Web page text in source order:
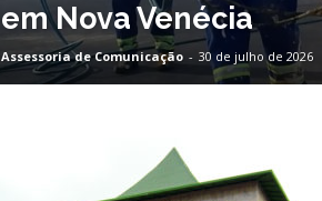
em Nova Venécia
Assessoria de Comunicação - 30 de julho de 2026